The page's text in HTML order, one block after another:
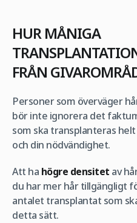
HUR MÅNIGA
FRÅN
Personer som överväger
bör inte ignorera det
som ska transplanteras helt
och din nödvändighet.
Att ha högre densitet av
du har mer hår tillgängligt
antalet transplantat som
detta sätt.